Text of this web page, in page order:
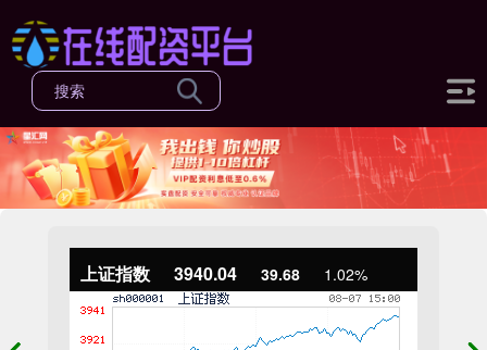
上证指数 3940.04 39.68 1.02%